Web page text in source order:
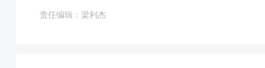
责任编辑：梁利杰